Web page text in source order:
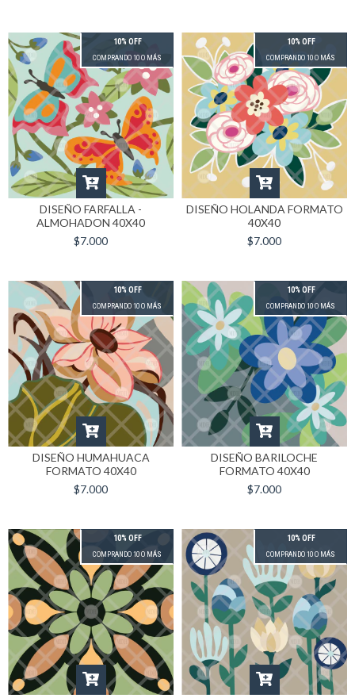
10% OFF
COMPRANDO 10 O MÁS
DISEÑO FARFALLA -
ALMOHADON 40X40
$7.000
10% OFF
COMPRANDO 10 O MÁS
DISEÑO HOLANDA FORMATO
40X40
$7.000
10% OFF
COMPRANDO 10 O MÁS
DISEÑO HUMAHUACA
FORMATO 40X40
$7.000
10% OFF
COMPRANDO 10 O MÁS
DISEÑO BARILOCHE
FORMATO 40X40
$7.000
10% OFF
COMPRANDO 10 O MÁS
10% OFF
COMPRANDO 10 O MÁS